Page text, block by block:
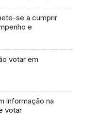
se a cumprir
e
votar em
informação na
votar